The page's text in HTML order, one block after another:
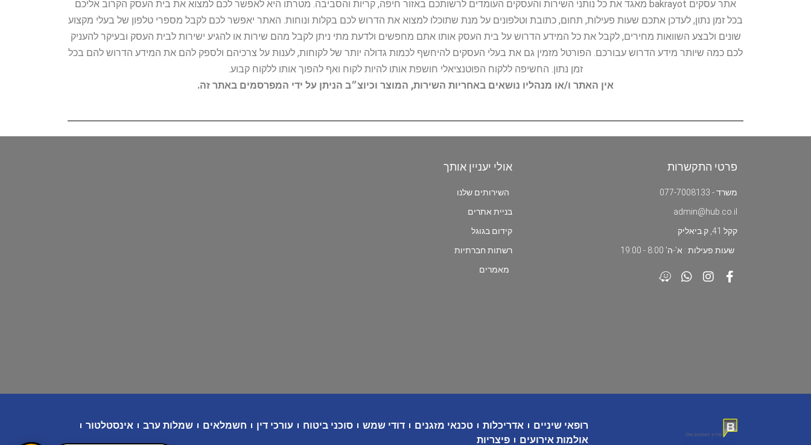
אתר עסקים bakrayot מאגד את כל נותני השירות והעסקים העומדים לרשותכם באזור חיפה, קריות והסביבה. מטרתו היא לאפשר לכם למצוא את בית העסק הקרוב אליכם
בכל זמן נתון, לעדכן אתכם שעות פעילות, תחום, כתובת וטלפונים על מנת שתוכלו למצוא את הדרוש לכם בקלות ונוחות. האתר יאפשר לכם לקבל מספרי טלפון של בעלי מקצוע
שונים ולבצע השוואות מחירים, לקבל את כל המידע הדרוש על בית העסק אותו אתם מחפשים ולדעת מתי ניתן לקבל מהם שירות או להגיע ישירות לבית העסק ובעיקר להעניק
לכם כמה שיותר מידע הדרוש עבורכם. הפורטל מזמין גם את בעלי העסקים להיחשף לכמות גדולה יותר של לקוחות, לענות על צרכיהם ולספק להם את המידע הדרוש להם בכל
זמן נתון. החשיפה ללקוח הפוטנציאלי חושפת אותו להיות לקוח ואף להפוך אותו ללקוח קבוע.
אין האתר ו/או מנהליו נושאים באחריות השירות, המוצר וכיוצ״ב הניתן על ידי המפרסמים באתר זה.
פרטי התקשרות
משרד - 077-7008133
admin@hub.co.il
קקל 41, ק.ביאליק
שעות פעילות : א'-ה' 8:00 - 19:00
אולי יעניין אותך
השירותים שלנו
בניית אתרים
קידום בגוגל
רשתות חברתיות
מאמרים
רופאי שיניים אדריכלות טכנאי מזגנים דודי שמש סוכני ביטוח עורכי דין חשמלאים שמלות ערב
אינסטלטור
אולמות אירועים
פיצריות